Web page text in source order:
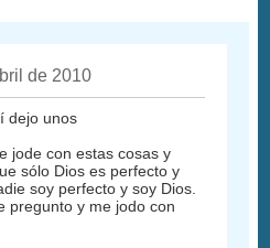
de 2010
dejo unos
jode con estas cosas y
sólo Dios es perfecto y
soy perfecto y soy Dios.
pregunto y me jodo con